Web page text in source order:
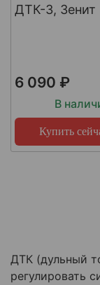
ДТК-3, Зенит
6 090 ₽
В
Купить
ДТК (дульный
регулировать